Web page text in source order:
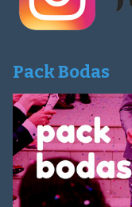
Pack Bodas